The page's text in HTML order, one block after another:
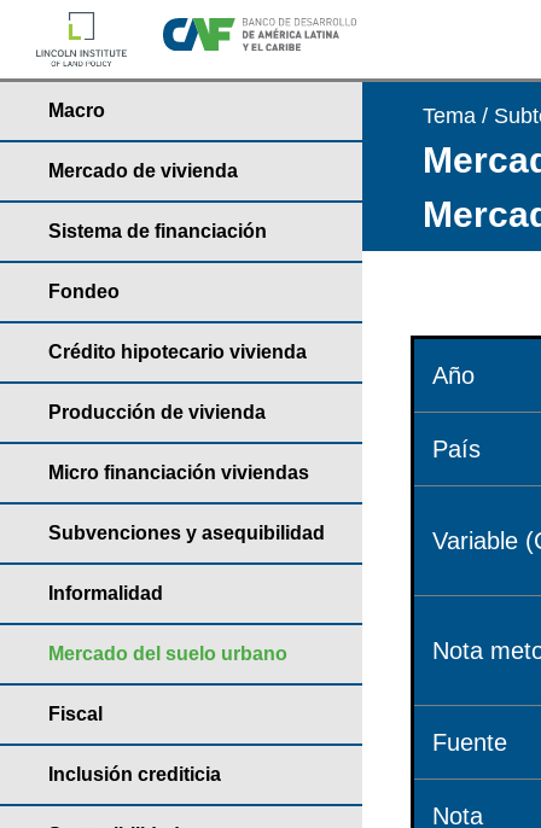
Macro
Mercado de vivienda
Sistema de financiación
Fondeo
Crédito hipotecario vivienda
Producción de vivienda
Micro financiación viviendas
Subvenciones y asequibilidad
Informalidad
Mercado del suelo urbano
Fiscal
Inclusión crediticia
Tema /
Año
País
Variable
Nota
Fuente
Nota